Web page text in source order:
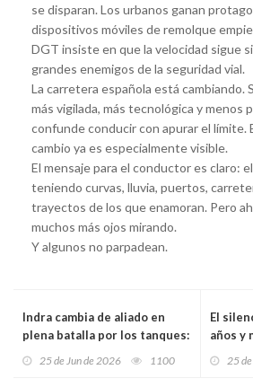
se disparan. Los urbanos ganan
dispositivos móviles de remolque
DGT insiste en que la velocidad sigue
grandes enemigos de la seguridad vial.
La carretera española está cambiando.
más vigilada, más tecnológica y menos
confunde conducir con apurar el límite.
cambio ya es especialmente visible.
El mensaje para el conductor es claro:
teniendo curvas, lluvia, puertos,
trayectos de los que enamoran. Pero
muchos más ojos mirando.
Y algunos no parpadean.
Indra cambia de aliado en
plena batalla por los tanques:
25 de Jun de 2026 1100
El
años y
25